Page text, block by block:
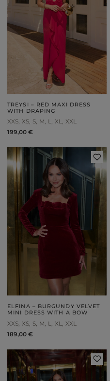
TREYSI – RED MAXI DRESS
WITH DRAPING
XXS XS S M L XL XXL
199,00 €
ELFINA – BURGUNDY VELVET
MINI DRESS WITH A BOW
XXS XS S M L XL
XXL
189,00 €